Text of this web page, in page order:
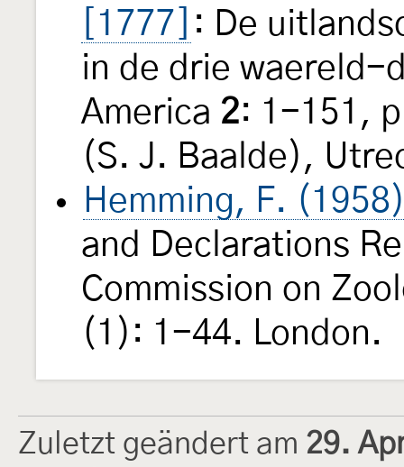
[1777]
: De
in de drie waereld-
America 2: 1-151,
(S. J. Baalde),
Hemming, F.
and Declarations
Commission on
(1): 1-44. London.
Zuletzt geändert am 29.